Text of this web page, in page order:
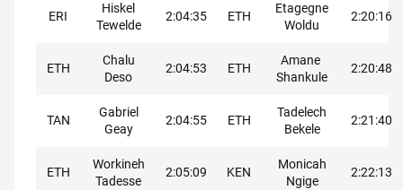
ERI
Hiskel
Tewelde
2:04:35 ETH
Etagegne
Woldu
2:20:16
ETH
Chalu
Deso
2:04:53 ETH
Amane
Shankule
2:20:48
TAN
Gabriel
Geay
2:04:55 ETH
Tadelech
Bekele
2:21:40
ETH
Workineh
Tadesse
2:05:09 KEN
Monicah
Ngige
2:22:13